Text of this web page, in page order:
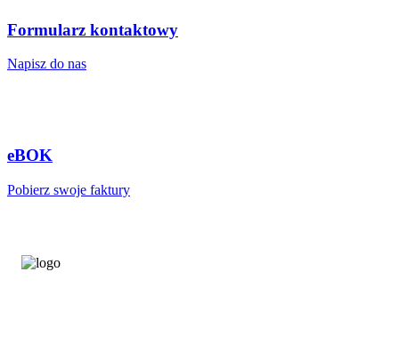
Formularz kontaktowy
Napisz do nas
eBOK
Pobierz swoje faktury